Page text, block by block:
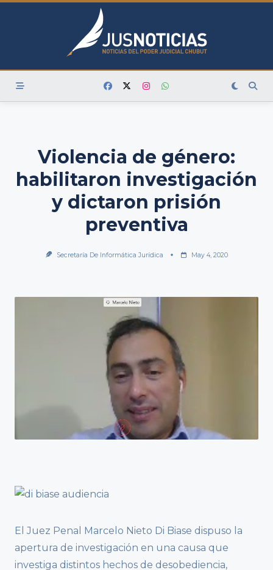
Skip
Violencia de género:
habilitaron investigación
y dictaron prisión
preventiva
Secretaría De Informática Jurídica May 4, 2020
El Juez Penal Marcelo Nieto Di Biase dispuso la
apertura de investigación en una causa que
investiga distintos hechos de desobediencia,